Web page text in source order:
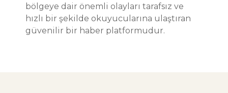
bölgeye dair önemli olayları tarafsız ve
hızlı bir şekilde okuyucularına ulaştıran
güvenilir bir haber platformudur.